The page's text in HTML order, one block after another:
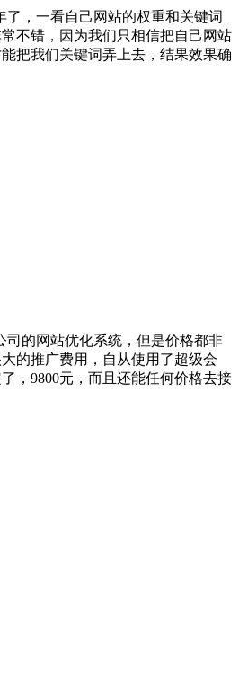
了，一看自己网站的权重和关键词
不错，因为我们只相信把自己网站
把我们关键词弄上去，结果效果确
司的网站优化系统，但是价格都非
的推广费用，自从使用了超级会
，9800元，而且还能任何价格去接